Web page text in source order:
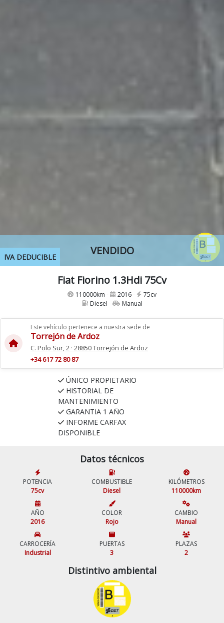
VENDIDO
IVA DEDUCIBLE
Fiat Fiorino 1.3Hdi 75Cv
110000km - 2016 -
75cv
Diesel -
Manual
Este vehículo pertenece a nuestra sede de
Torrejón de Ardoz
C. Polo Sur, 2 · 28850 Torrejón de Ardoz
+34 617 72 80 87
ÚNICO PROPIETARIO
HISTORIAL DE
MANTENIMIENTO
GARANTIA 1 AÑO
INFORME CARFAX
DISPONIBLE
Datos técnicos
POTENCIA
75cv
COMBUSTIBLE
Diesel
KILÓMETROS
110000km
AÑO
2016
COLOR
Rojo
CAMBIO
Manual
CARROCERÍA
Industrial
PUERTAS
3
PLAZAS
2
Distintivo ambiental